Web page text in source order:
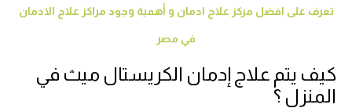
تعرف على افضل مركز علاج ادمان و أهمية وجود مراكز علاج الادمان
في مصر
كيف يتم علاج إدمان الكريستال ميث في
المنزل ؟